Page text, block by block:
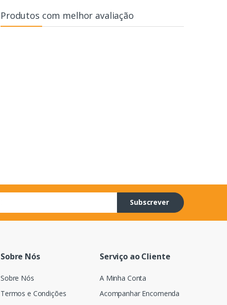
Produtos com melhor avaliação
Subscrever
Sobre Nós
Sobre Nós
Termos e Condições
Serviço ao Cliente
A Minha Conta
Acompanhar Encomenda